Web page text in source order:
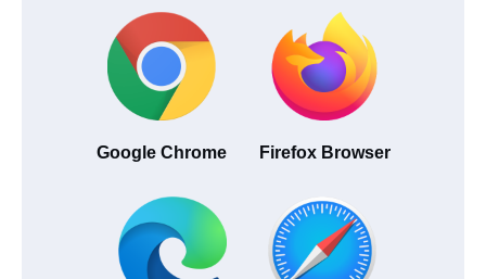
Google Chrome Firefox Browser